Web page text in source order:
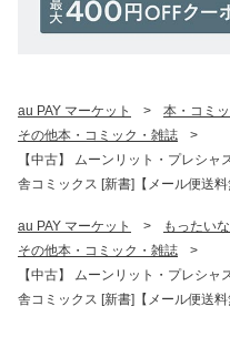
au PAY マーケット > 本・コミ
その他本・コミック・雑誌
>
【中古】 ムーンリット・プレシ
舎コミックス [新書]【メール便送料
au PAY マーケット > もったい
その他本・コミック・雑誌
>
【中古】 ムーンリット・プレシ
舎コミックス [新書]【メール便送料